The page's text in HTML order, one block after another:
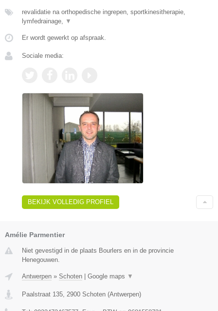
revalidatie na orthopedische ingrepen, sportkinesitherapie,
lymfedrainage,
▼
Er wordt gewerkt op afspraak.
Sociale media:
BEKIJK VOLLEDIG PROFIEL
Amélie Parmentier
Niet gevestigd in de plaats Bourlers en in de provincie
Henegouwen.
Antwerpen » Schoten Google maps ▼
Paalstraat 135, 2900 Schoten (Antwerpen)